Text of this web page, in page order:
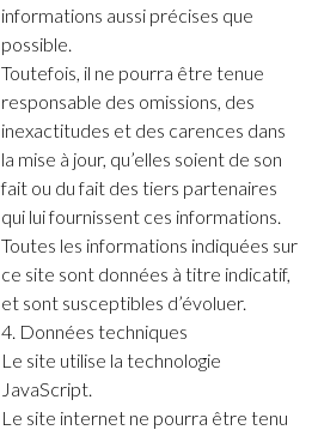
informations aussi précises que
possible.
Toutefois, il ne pourra être tenue
responsable des omissions, des
inexactitudes et des carences dans
la mise à jour, qu’elles soient de son
fait ou du fait des tiers partenaires
qui lui fournissent ces informations.
Toutes les informations indiquées sur
ce site sont données à titre indicatif,
et sont susceptibles d’évoluer.
4. Données techniques
Le site utilise la technologie
JavaScript.
Le site internet ne pourra être tenu